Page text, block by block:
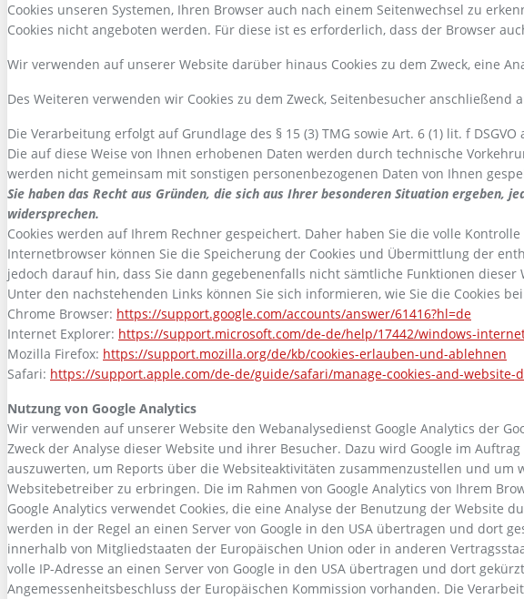
Cookies unseren Systemen, Ihren Browser auch nach einem Seitenwechsel zu
Cookies nicht angeboten werden. Für diese ist es erforderlich, dass der Browser
Wir verwenden auf unserer Website darüber hinaus Cookies zu dem Zweck, eine
Des Weiteren verwenden wir Cookies zu dem Zweck, Seitenbesucher
Die Verarbeitung erfolgt auf Grundlage des § 15 (3) TMG sowie Art. 6 (1) lit. f
Die auf diese Weise von Ihnen erhobenen Daten werden durch technische
werden nicht gemeinsam mit sonstigen personenbezogenen Daten von Ihnen
Sie haben das Recht aus Gründen, die sich aus Ihrer besonderen Situation ergeben,
widersprechen.
Cookies werden auf Ihrem Rechner gespeichert. Daher haben Sie die volle
Internetbrowser können Sie die Speicherung der Cookies und Übermittlung der
jedoch darauf hin, dass Sie dann gegebenenfalls nicht sämtliche Funktionen
Unter den nachstehenden Links können Sie sich informieren, wie Sie die Cookies
Chrome Browser: https://support.google.com/accounts/answer/61416?hl=de
Internet Explorer: https://support.microsoft.com/de-de/help/17442/windows-
Mozilla Firefox: https://support.mozilla.org/de/kb/cookies-erlauben-und-ablehnen
Safari: https://support.apple.com/de-de/guide/safari/manage-cookies-and-website-
Nutzung von Google Analytics
Wir verwenden auf unserer Website den Webanalysedienst Google Analytics der
Zweck der Analyse dieser Website und ihrer Besucher. Dazu wird Google im
auszuwerten, um Reports über die Websiteaktivitäten zusammenzustellen und
Websitebetreiber zu erbringen. Die im Rahmen von Google Analytics von Ihrem
Google Analytics verwendet Cookies, die eine Analyse der Benutzung der
werden in der Regel an einen Server von Google in den USA übertragen und dort
innerhalb von Mitgliedstaaten der Europäischen Union oder in anderen
volle IP-Adresse an einen Server von Google in den USA übertragen und dort
Angemessenheitsbeschluss der Europäischen Kommission vorhanden. Die